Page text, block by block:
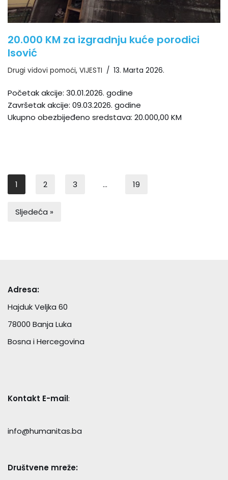
20.000 KM za izgradnju kuće porodici
Isović
Drugi vidovi pomoći, VIJESTI 13. Marta 2026.
Početak akcije: 30.01.2026. godine
Završetak akcije: 09.03.2026. godine
Ukupno obezbijeđeno sredstava: 20.000,00 KM
1 2 3 … 19
Sljedeća »
Adresa:
Hajduk Veljka 60
78000 Banja Luka
Bosna i Hercegovina
Kontakt E-mail:
info@humanitas.ba
Društvene mreže: